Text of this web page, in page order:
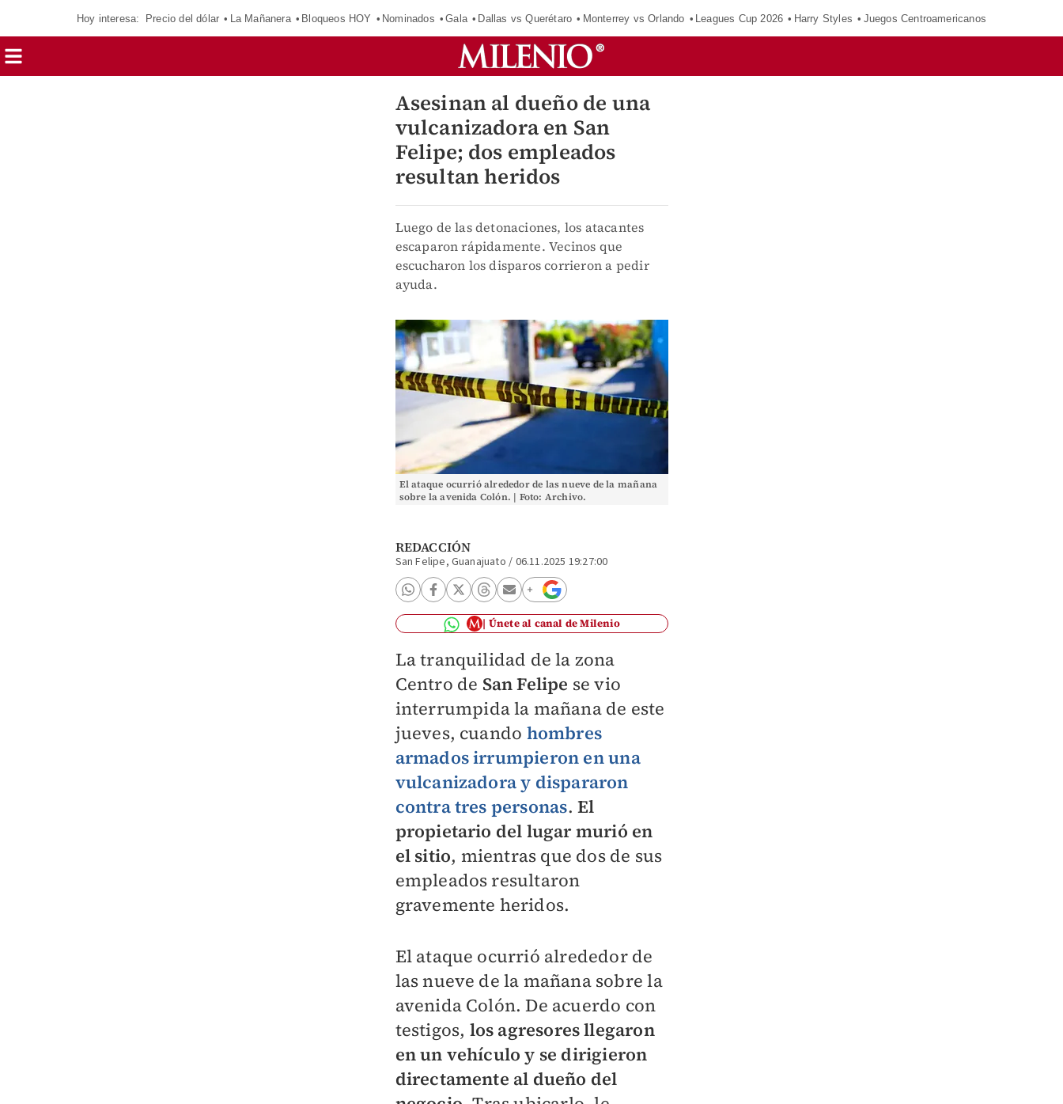
Hoy interesa: Precio del dólar La Mañanera Bloqueos HOY Nominados Gala Dallas vs Querétaro Monterrey vs Orlando Leagues Cup 2026 Harry Styles Juegos Centroamericanos
Asesinan al dueño de una
vulcanizadora en San
Felipe; dos empleados
resultan heridos
Luego de las detonaciones, los atacantes
escaparon rápidamente. Vecinos que
escucharon los disparos corrieron a pedir
ayuda.
El ataque ocurrió alrededor de las nueve de la mañana
sobre la avenida Colón. | Foto: Archivo.
REDACCIÓN
San Felipe, Guanajuato / 06.11.2025 19:27:00
Únete al canal de Milenio
La tranquilidad de la zona
Centro de San Felipe se vio
interrumpida la mañana de este
jueves, cuando hombres
armados irrumpieron en una
vulcanizadora y dispararon
contra tres personas. El
propietario del lugar murió en
el sitio, mientras que dos de sus
empleados resultaron
gravemente heridos.
El ataque ocurrió alrededor de
las nueve de la mañana sobre la
avenida Colón. De acuerdo con
testigos, los agresores llegaron
en un vehículo y se dirigieron
directamente al dueño del